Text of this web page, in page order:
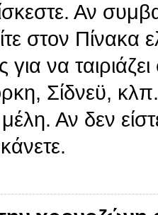
Αν
στον Πίνακα
να
Σίδνεϋ,
Αν δεν